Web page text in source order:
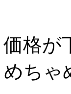
価格が
めちゃ